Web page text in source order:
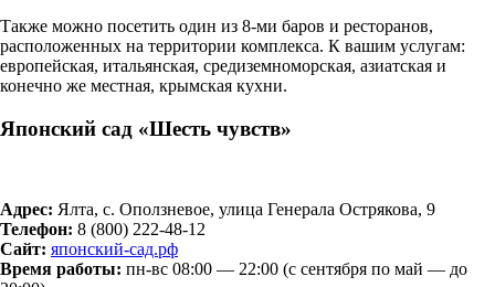
Также можно посетить один из 8-ми баров и ресторанов,
расположенных на территории комплекса. К вашим услугам:
европейская, итальянская, средиземноморская, азиатская и
конечно же местная, крымская кухни.
Японский сад «Шесть чувств»
Адрес: Ялта, с. Оползневое, улица Генерала Острякова, 9
Телефон: 8 (800) 222-48-12
Сайт: японский-сад.рф
Время работы: пн-вс 08:00 — 22:00 (с сентября по май — до